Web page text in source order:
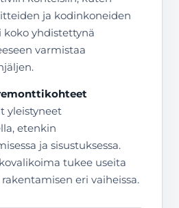
ja kodinkoneiden
koko yhdistettynä
varmistaa
yleistyneet
etenkin
ja sisustuksessa.
tukee useita
eri vaiheissa.